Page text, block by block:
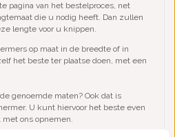
pagina van het bestelproces, net
die u nodig heeft. Dan zullen
lengte voor u knippen.
op maat in de breedte of in
het beste ter plaatse doen, met een
genoemde maten? Ook dat is
U kunt hiervoor het beste even
ons opnemen.